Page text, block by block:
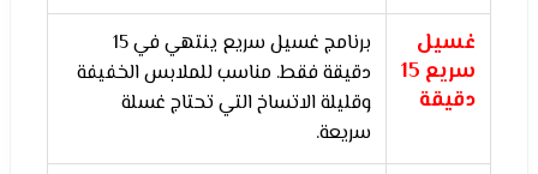
غسيل
سريع 15
دقيقة
برنامج غسيل سريع ينتهي في 15
دقيقة فقط. مناسب للملابس الخفيفة
وقليلة الاتساخ التي تحتاج غسلة
سريعة.